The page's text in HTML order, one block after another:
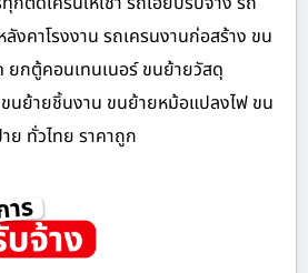
ลังคาโรงงาน รถเครนงานก่อสร้าง ขน
ยกตู้คอนเทนเนอร์ ขนย้ายวัสดุ
นย้ายชิ้นงาน ขนย้ายหม้อแปลงไฟ ขน
ย ทั่วไทย ราคาถูก